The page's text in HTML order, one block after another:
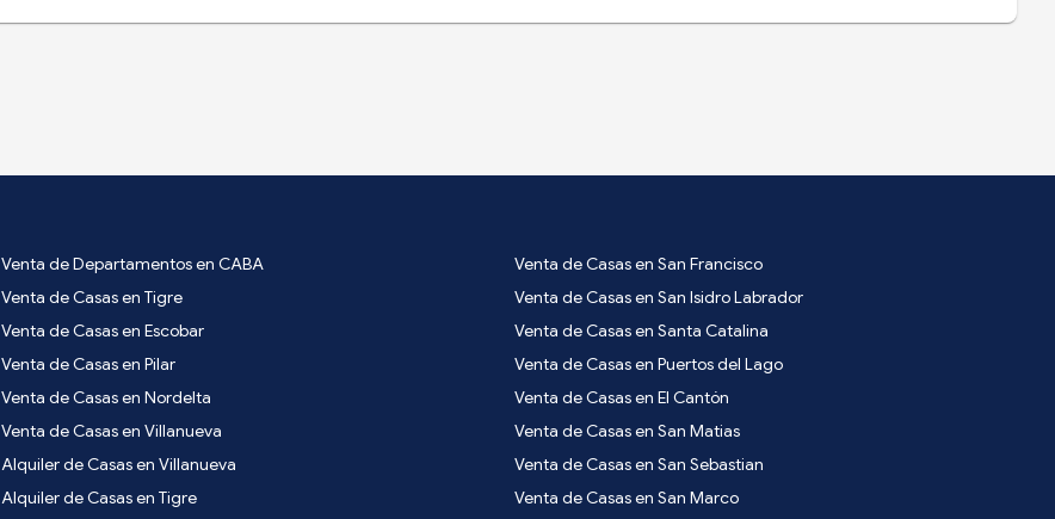
Venta de Departamentos en CABA
Venta de Casas en Tigre
Venta de Casas en Escobar
Venta de Casas en Pilar
Venta de Casas en Nordelta
Venta de Casas en Villanueva
Alquiler de Casas en Villanueva
Alquiler de Casas en Tigre
Venta de Casas en San Francisco
Venta de Casas en San Isidro Labrador
Venta de Casas en Santa Catalina
Venta de Casas en Puertos del Lago
Venta de Casas en El Cantón
Venta de Casas en San Matias
Venta de Casas en San Sebastian
Venta de Casas en San Marco